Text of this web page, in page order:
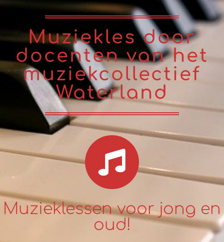
Muziekles door
docenten van het
muziekcollectief
Waterland
Muzieklessen voor jong en
oud!